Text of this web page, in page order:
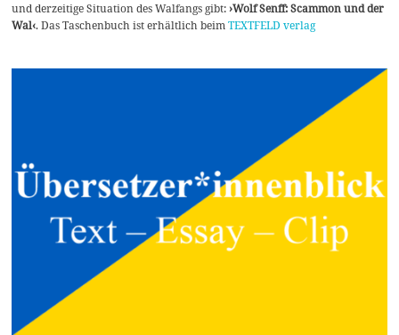
und derzeitige Situation des Walfangs gibt:›Wolf Senff: Scammon und der
Wal‹. Das Taschenbuch ist erhältlich beimTEXTFELD verlag